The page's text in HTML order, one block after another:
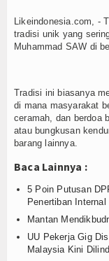
Agenda
Login
Likeindonesia.com, -
tradisi unik yang
Muhammad SAW di
Tradisi ini biasanya
di mana masyarakat
ceramah, dan berdoa
atau bungkusan
barang lainnya.
Baca Lainnya :
5 Poin Putusan
Penertiban Internal
Mantan
UU Pekerja Gig
Malaysia Kini